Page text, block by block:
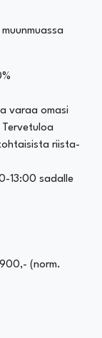
varaa omasi
riista-
13:00 sadalle
(norm.